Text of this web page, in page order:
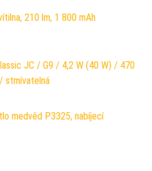
210 lm, 1 800 mAh
JC / G9 / 4,2 W (40 W) / 470
stmívatelná
medvěd P3325, nabíjecí